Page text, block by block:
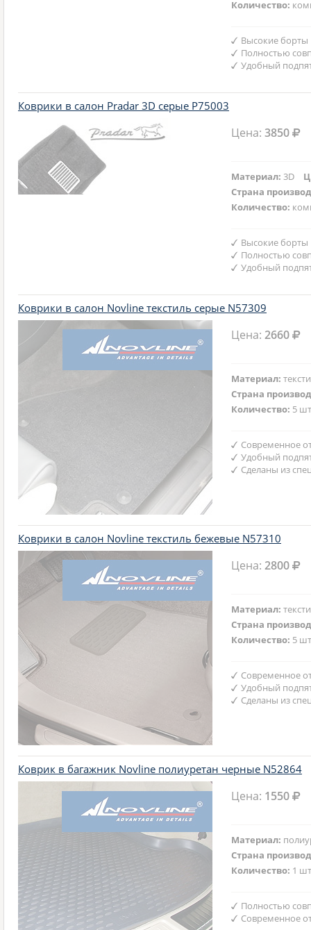
Количество:
Высокие борты
Полностью
Удобный
Коврики в салон Pradar 3D серые P75003
Цена:3850
Материал:3D
Страна
Количество:
Высокие борты
Полностью
Удобный
Коврики в салон Novline текстиль серые N57309
Цена:2660
Материал:
Страна
Количество: 5
Современное
Удобный
Сделаны из
Коврики в салон Novline текстиль бежевые N57310
Цена:2800
Материал:
Страна
Количество: 5
Современное
Удобный
Сделаны из
Коврик в багажник Novline полиуретан черные N52864
Цена: 1550
Материал:
Страна
Количество: 1
Полностью
Современное